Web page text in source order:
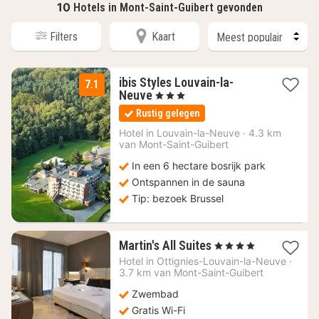
10 Hotels in Mont-Saint-Guibert gevonden
Filters Kaart
7.1
ibis Styles Louvain-la-
Neuve 1
nacht
vanaf
101,16
€
, 3 Sterren
Rustig gelegen
Hotel in Louvain-la-Neuve · 4.3 km
van Mont-Saint-Guibert
In een 6 hectare bosrijk park
Ontspannen in de sauna
Tip: bezoek Brussel
Martin's All Suites 1
nacht
vanaf
, 4 Sterren
Hotel in Ottignies-Louvain-la-Neuve ·
3.7 km van Mont-Saint-Guibert
Zwembad
Gratis Wi-Fi